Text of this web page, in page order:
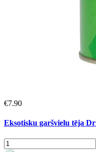
€7.90
Eksotisku garšvielu tēja